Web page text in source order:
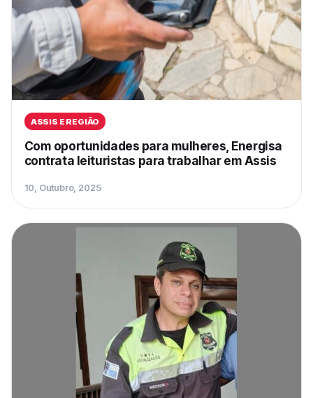
ASSIS E REGIÃO
Com oportunidades para mulheres, Energisa
contrata leituristas para trabalhar em Assis
10, Outubro, 2025